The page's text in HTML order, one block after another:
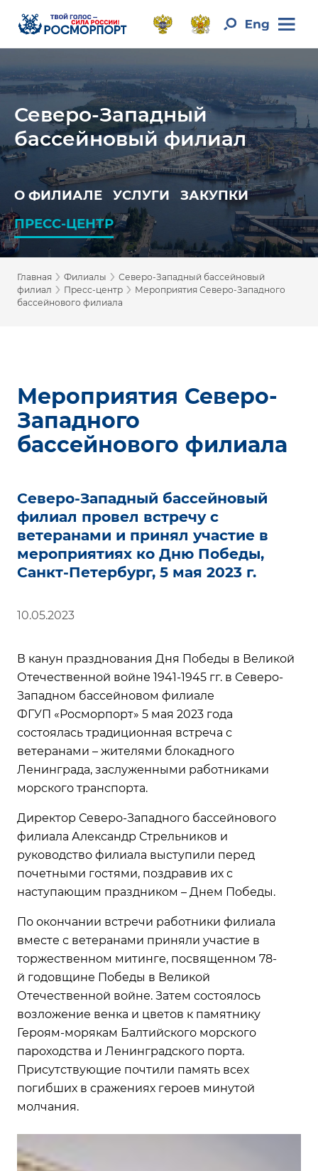
Северо-Западный
бассейновый филиал
О ФИЛИАЛЕ УСЛУГИ
ЗАКУПКИ
ПРЕСС-ЦЕНТР
Главная › Филиалы › Северо-Западный бассейновый
филиал › Пресс-центр › Мероприятия Северо-Западного
бассейнового филиала
Мероприятия Северо-
Западного
бассейнового филиала
Северо-Западный бассейновый
филиал провел встречу с
ветеранами и принял участие в
мероприятиях ко Дню Победы,
Санкт-Петербург, 5 мая 2023 г.
10.05.2023
В канун празднования Дня Победы в Великой
Отечественной войне 1941-1945 гг. в Северо-
Западном бассейновом филиале
ФГУП «Росморпорт» 5 мая 2023 года
состоялась традиционная встреча с
ветеранами – жителями блокадного
Ленинграда, заслуженными работниками
морского транспорта.
Директор Северо-Западного бассейнового
филиала Александр Стрельников и
руководство филиала выступили перед
почетными гостями, поздравив их с
наступающим праздником – Днем Победы.
По окончании встречи работники филиала
вместе с ветеранами приняли участие в
торжественном митинге, посвященном 78-
й годовщине Победы в Великой
Отечественной войне. Затем состоялось
возложение венка и цветов к памятнику
Героям-морякам Балтийского морского
пароходства и Ленинградского порта.
Присутствующие почтили память всех
погибших в сражениях героев минутой
молчания.